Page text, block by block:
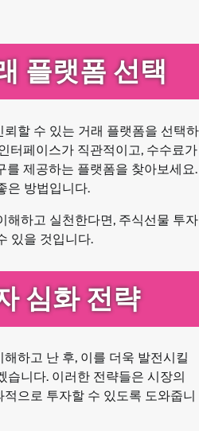
플랫폼 선택
할 수 있는 거래 플랫폼을 선택하
터페이스가 직관적이고, 수수료가
를 제공하는 플랫폼을 찾아보세요.
은 방법입니다.
해하고 실천한다면, 주식선물 투자
있을 것입니다.
심화 전략
하고 난 후, 이를 더욱 발전시킬
습니다. 이러한 전략들은 시장의
으로 투자할 수 있도록 도와줍니